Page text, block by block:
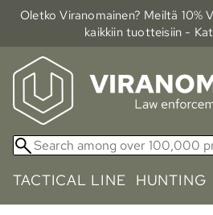
Oletko Viranomainen? Meiltä 10%
kaikkiin tuotteisiin -
TACTICAL LINE HUNTING